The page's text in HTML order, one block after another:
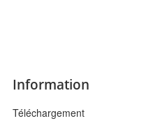
Information
Téléchargement